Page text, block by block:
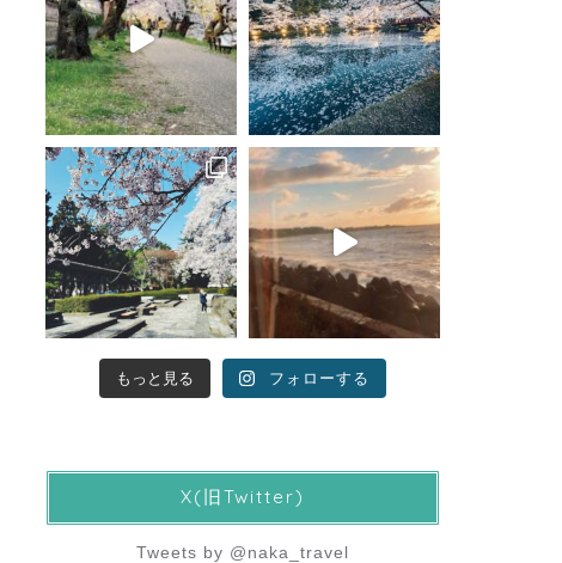
もっと見る フォローする
X(旧Twitter)
Tweets by @naka_travel